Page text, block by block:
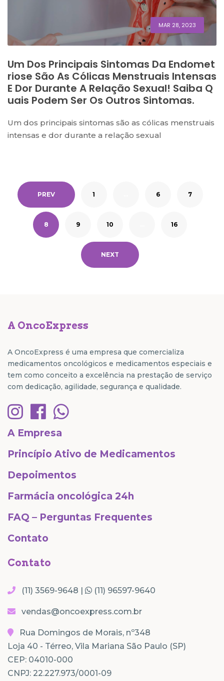
MAR 28, 2023
Um Dos Principais Sintomas Da Endomet
Riose São As Cólicas Menstruais Intensas
E Dor Durante A Relação Sexual! Saiba Q
Uais Podem Ser Os Outros Sintomas.
Um dos principais sintomas são as cólicas menstruais
intensas e dor durante a relação sexual
PREV 1 6 7
8 9 10 16
NEXT
A OncoExpress
A OncoExpress é uma empresa que comercializa
medicamentos oncológicos e medicamentos especiais e
tem como conceito a excelência na prestação de serviço
com dedicação, agilidade, segurança e qualidade.
A Empresa
Princípio Ativo de Medicamentos
Depoimentos
Farmácia oncológica 24h
FAQ – Perguntas Frequentes
Contato
Contato
(11) 3569-9648 | (11) 96597-9640
vendas@oncoexpress.com.br
Rua Domingos de Morais, nº348
Loja 40 - Térreo, Vila Mariana São Paulo (SP)
CEP: 04010-000
CNPJ: 22.227.973/0001-09